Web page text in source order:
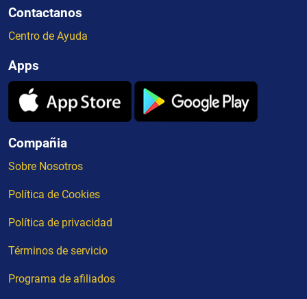
Contactanos
Centro de Ayuda
Apps
Compañia
Sobre Nosotros
Política de Cookies
Política de privacidad
Términos de servicio
Programa de afiliados